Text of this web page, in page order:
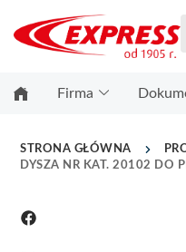
Firma
STRONA GŁÓWNA
DYSZA NR KAT. 20102 DO